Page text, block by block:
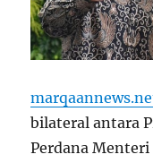
bilateral antara
Perdana Menteri